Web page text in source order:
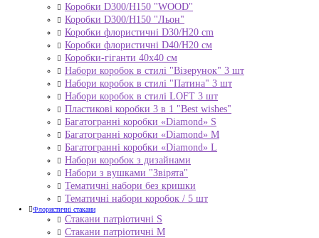
Коробки D300/H150 "WOOD"
Коробки D300/H150 "Льон"
Коробки флористичні D30/H20 cm
Коробки флористичні D40/H20 cм
Коробки-гіганти 40x40 см
Набори коробок в стилі "Візерунок" 3 шт
Набори коробок в стилі "Патина" 3 шт
Набори коробок в стилі LOFT 3 шт
Пластикові коробки 3 в 1 "Best wishes"
Багатогранні коробки «Diamond» S
Багатогранні коробки «Diamond» M
Багатогранні коробки «Diamond» L
Набори коробок з дизайнами
Набори з вушками "Звірята"
Тематичні набори без кришки
Тематичні набори коробок / 5 шт
Флористичні стакани
Стакани патріотичні S
Стакани патріотичні М